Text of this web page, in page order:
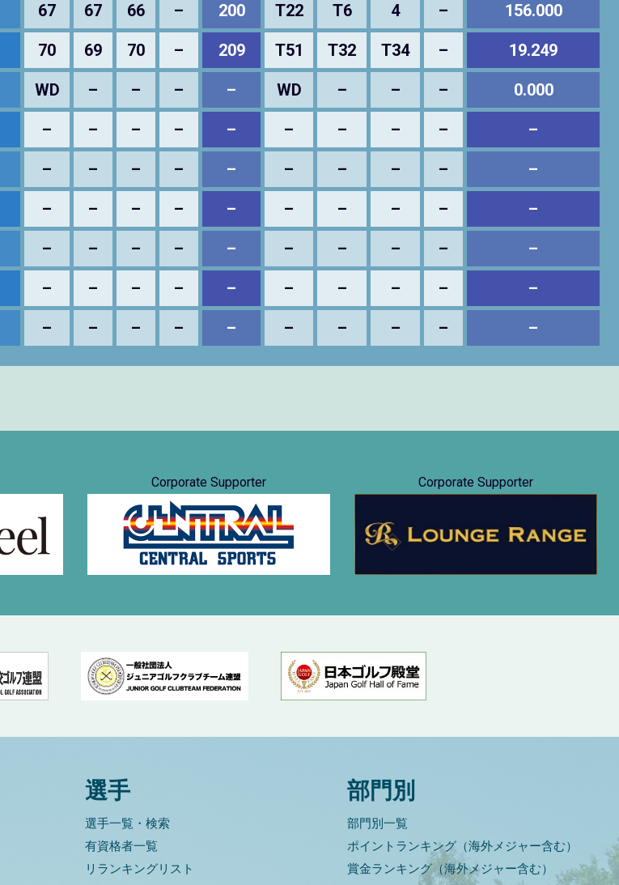
67 67 66 – 200 T22 T6 4 – 156.000
70 69 70 – 209 T51 T32 T34 – 19.249
WD – – – – WD – – – 0.000
– – – – – – – – – –
– – – – – – – – – –
– – – – – – – – – –
– – – – – – – – – –
– – – – – – – – – –
– – – – – – – – – –
Corporate Supporter Corporate Supporter
選手
選手一覧・検索
有資格者一覧
リランキングリスト
部門別
部門別一覧
ポイントランキング（海外メジャー含む）
賞金ランキング（海外メジャー含む）